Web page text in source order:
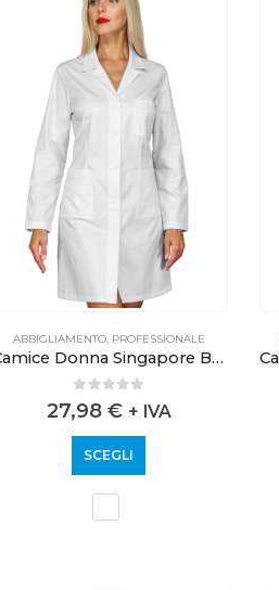
ABBIGLIAMENTO, PROFESSIONALE
Camice Donna Singapore Bianco Senza elastico ai polsi
0out of 5
27,98 € + IVA
SCEGLI